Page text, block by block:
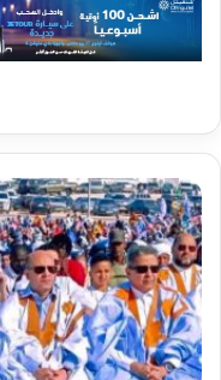
الشيخ
الكبير
ولد
بوسيف
يؤدي
صلاة
العيد
في